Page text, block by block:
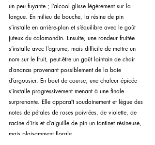
un peu fuyante ; l’alcool glisse légèrement sur la
langue. En milieu de bouche, la résine de pin
s’installe en arrière-plan et s’équilibre avec le goût
juteux du calamondin. Ensuite, une rondeur fruitée
s’installe avec l’agrume, mais difficile de mettre un
nom sur le fruit, peut-être un goût lointain de chair
d’ananas provenant possiblement de la baie
d’argousier. En bout de course, une chaleur épicée
s’installe progressivement menant à une finale
surprenante. Elle apparaît soudainement et lègue des
notes de pétales de roses poivrées, de violette, de
racine d’iris et d’aiguille de pin un tantinet résineuse,
mais plaisamment florale.